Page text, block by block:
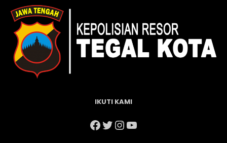
IKUTI KAMI
Facebook
Twitter
Instagram
YouTube